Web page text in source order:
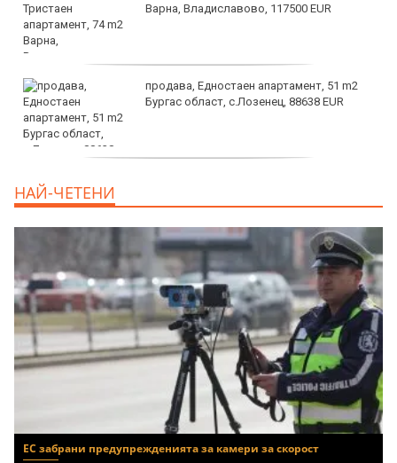
Варна, Владиславово, 117500 EUR
продава, Едностаен апартамент, 51 m2
Бургас област, с.Лозенец, 88638 EUR
EUR
НАЙ-ЧЕТЕНИ
ЕС забрани предупрежденията за камери за скорост